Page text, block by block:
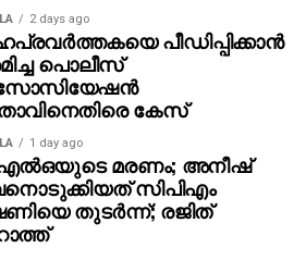
2 days ago
പീഡിപ്പിക്കാന്‍
പൊലീസ്
കേസ്
1 day ago
മരണം; അനീഷ്
സിപിഎം
തുടര്‍ന്ന്; രജിത്